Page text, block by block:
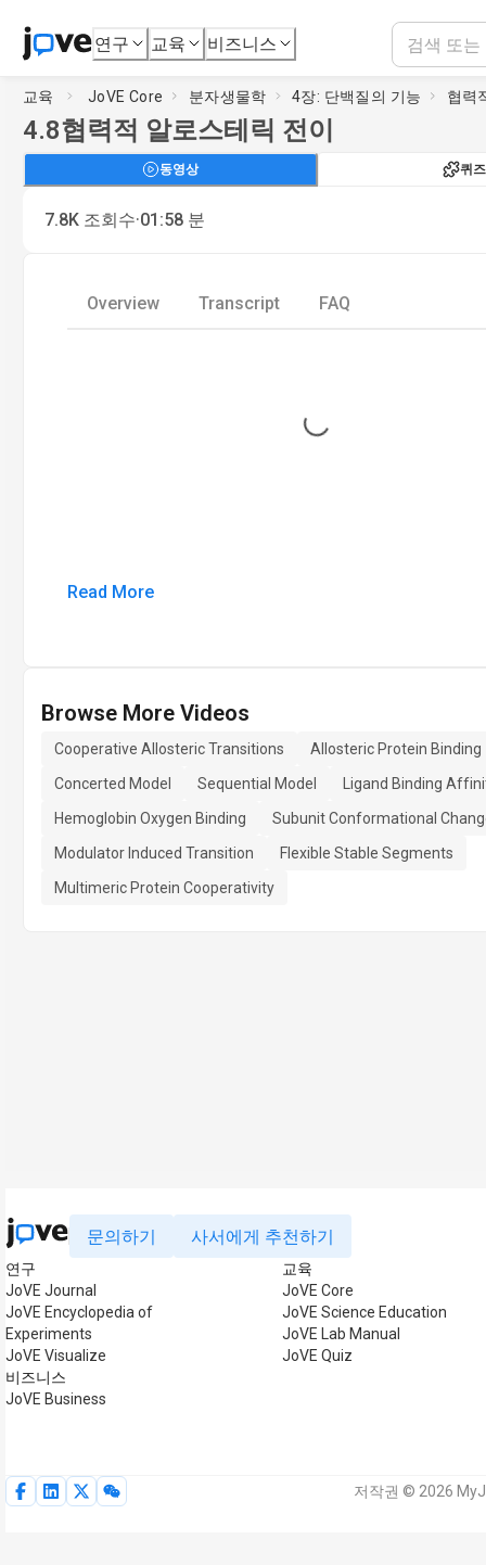
연구 교육 비즈니스
교육 JoVE Core 분자생물학 4장: 단백질의 기능 협력
4.8협력적 알로스테릭 전이
동영상 퀴즈
7.8K 조회수·01:58 분
Overview Transcript FAQ
Loading...
Read More
Browse More Videos
Cooperative Allosteric Transitions
Allosteric Protein Binding
Concerted Model
Sequential Model
Ligand Binding
Hemoglobin Oxygen Binding
Subunit Conformational
Modulator Induced Transition
Flexible Stable Segments
Multimeric Protein Cooperativity
문의하기 사서에게 추천하기
연구
JoVE Journal
JoVE Encyclopedia of
Experiments
JoVE Visualize
비즈니스
JoVE Business
교육
JoVE Core
JoVE Science Education
JoVE Lab Manual
JoVE Quiz
저작권 © 2026